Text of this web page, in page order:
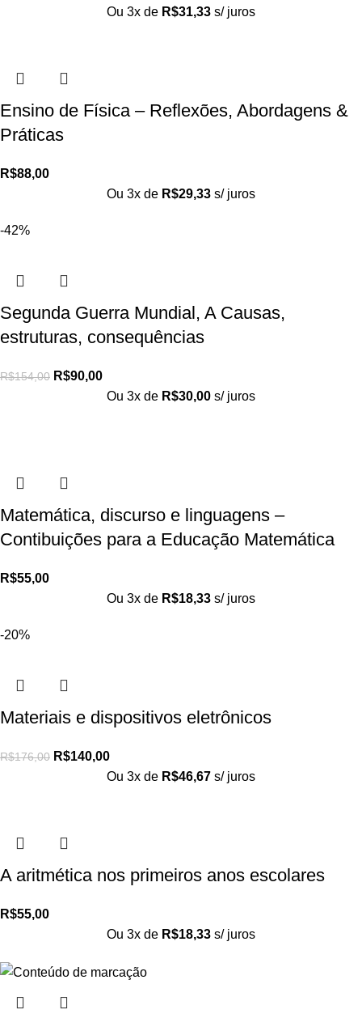
Ou 3x de R$31,33 s/ juros
Ensino de Física – Reflexões, Abordagens &
Práticas
R$88,00
Ou 3x de R$29,33 s/ juros
-42%
Segunda Guerra Mundial, A Causas,
estruturas, consequências
R$154,00 R$90,00
Ou 3x de R$30,00 s/ juros
Matemática, discurso e linguagens –
Contibuições para a Educação Matemática
R$55,00
Ou 3x de R$18,33 s/ juros
-20%
Materiais e dispositivos eletrônicos
R$176,00 R$140,00
Ou 3x de R$46,67 s/ juros
A aritmética nos primeiros anos escolares
R$55,00
Ou 3x de R$18,33 s/ juros